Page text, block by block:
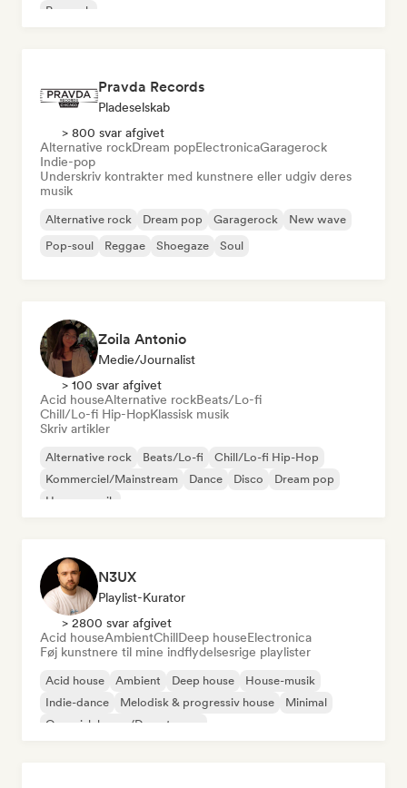
Poprock
Pravda Records
Pladeselskab
> 800 svar afgivet
Alternative rockDream popElectronicaGaragerock
Indie-pop
Underskriv kontrakter med kunstnere eller udgiv deres
musik
Alternative rock Dream pop Garagerock
New wave
Pop-soul
Reggae Shoegaze Soul
Zoila Antonio
Medie/journalist
> 100 svar afgivet
Acid houseAlternative rockBeats/Lo-fi
Chill/Lo-fi Hip-HopKlassisk musik
Skriv artikler
Alternative rock Beats/Lo-fi
Chill/Lo-fi Hip-Hop
Kommerciel/Mainstream
Dance Disco
Dream pop
House-musik
N3UX
Playlist-Kurator
> 2800 svar afgivet
Acid houseAmbientChillDeep houseElectronica
Føj kunstnere til mine indflydelsesrige playlister
Acid house Ambient Deep house
House-musik
Indie-dance
Melodisk & progressiv house
Minimal
Organisk house/Downtempo